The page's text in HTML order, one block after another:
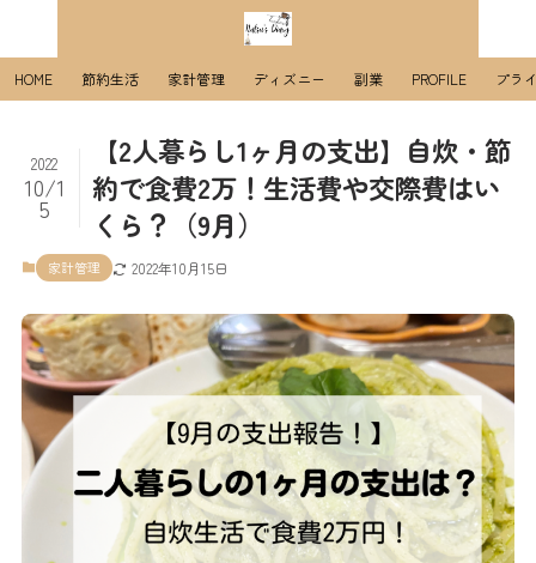
HOME 節約生活 家計管理 ディズニー 副業 PROFILE プラ
【2人暮らし1ヶ月の支出】自炊・節
約で食費2万！生活費や交際費はい
くら？（9月）
2022
10/1
5
家計管理 2022年10月15日